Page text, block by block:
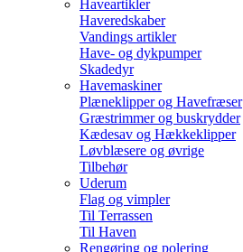
Haveartikler
Haveredskaber
Vandings artikler
Have- og dykpumper
Skadedyr
Havemaskiner
Plæneklipper og Havefræser
Græstrimmer og buskrydder
Kædesav og Hækkeklipper
Løvblæsere og øvrige
Tilbehør
Uderum
Flag og vimpler
Til Terrassen
Til Haven
Rengøring og polering